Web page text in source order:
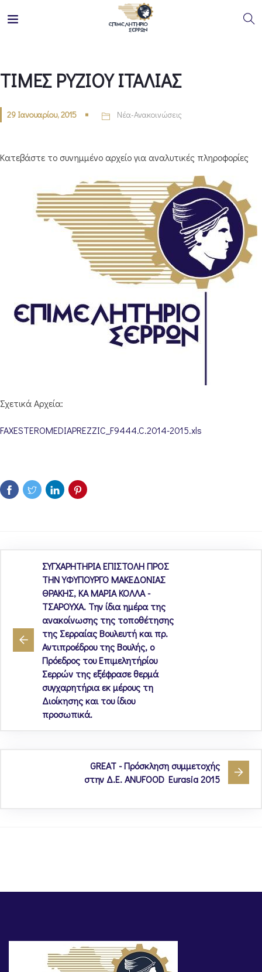
ΤΙΜΕΣ ΡΥΖΙΟΥ ΙΤΑΛΙΑΣ
29 Ιανουαρίου, 2015 Νέα-Ανακοινώσεις
Κατεβάστε το συνημμένο αρχείο για αναλυτικές πληροφορίες
Σχετικά Αρχεία:
FAXESTEROMEDIAPREZZIC_F9444.C.2014-2015.xls
ΣΥΓΧΑΡΗΤΗΡΙΑ ΕΠΙΣΤΟΛΗ ΠΡΟΣ
ΤΗΝ ΥΦΥΠΟΥΡΓΟ ΜΑΚΕΔΟΝΙΑΣ
ΘΡΑΚΗΣ, ΚΑ ΜΑΡΙΑ ΚΟΛΛΑ -
ΤΣΑΡΟΥΧΑ. Την ίδια ημέρα της
ανακοίνωσης της τοποθέτησης
της Σερραίας Βουλευτή και πρ.
Αντιπροέδρου της Βουλής, ο
Πρόεδρος του Επιμελητήρίου
Σερρών της εξέφρασε θερμά
συγχαρητήρια εκ μέρους τη
Διοίκησης και του ίδιου
προσωπικά.
GREAT - Πρόσκληση συμμετοχής
στην Δ.Ε. ANUFOOD Eurasia 2015